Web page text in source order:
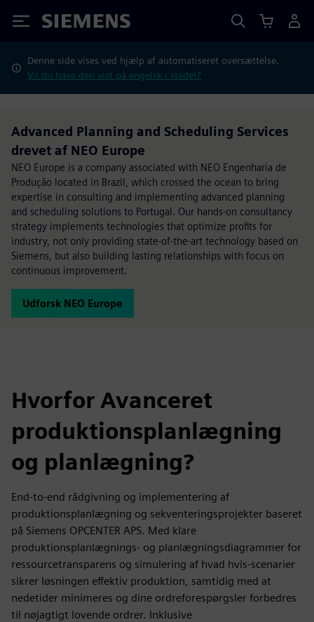
Siemens
Denne side vises ved hjælp af automatiseret oversættelse.
Vil du have den vist på engelsk i stedet?
Advanced Planning and Scheduling Services
drevet af NEO Europe
NEO Europe is a company associated with NEO Engenharia de
Produção located in Brazil, which crossed the ocean to bring
expertise in consulting and implementing advanced planning
and scheduling solutions to Portugal. Our hands-on consultancy
strategy implements technologies that optimize profits for
industry, not only providing state-of-the-art technology based on
Siemens, but also building lasting relationships with focus on
continuous improvement.
Udforsk NEO Europe
Hvorfor Avanceret
produktionsplanlægning
og planlægning?
End-to-end rådgivning og implementering af
produktionsplanlægning og sekventeringsprojekter baseret
på Siemens OPCENTER APS. Med klare
produktionsplanlægnings- og planlægningsdiagrammer for
ressourcetransparens og simulering af hvad hvis-scenarier
sikrer løsningen effektiv produktion, samtidig med at
nedetider minimeres og dine ordreforespørgsler forbedres
til nøjagtigt lovende ordrer. Inklusive